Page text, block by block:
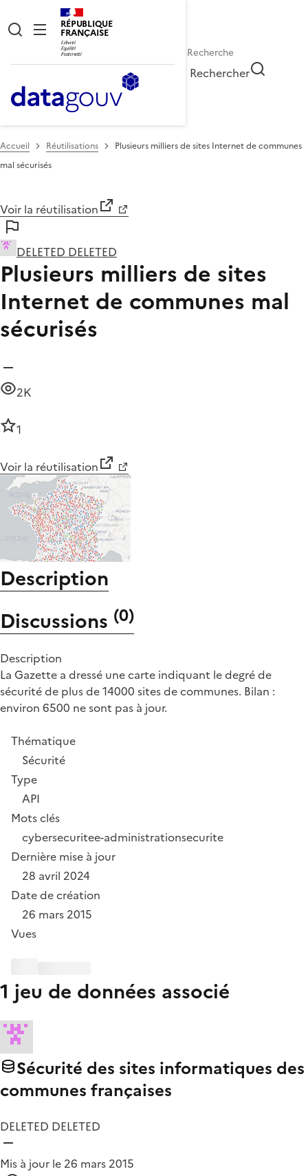
RÉPUBLIQUE
FRANÇAISE
Rechercher
Accueil Réutilisations
Plusieurs milliers de sites Internet de communes
mal sécurisés
Voir la réutilisation
DELETED DELETED
Plusieurs milliers de sites
Internet de communes mal
sécurisés
2K
1
Voir la réutilisation
Description
Discussions (0)
Description
La Gazette a dressé une carte indiquant le degré de
sécurité de plus de 14000 sites de communes. Bilan :
environ 6500 ne sont pas à jour.
Thématique
Sécurité
Type
API
Mots clés
cybersecuritee-administrationsecurite
Dernière mise à jour
28 avril 2024
Date de création
26 mars 2015
Vues
1 jeu de données associé
Sécurité des sites informatiques des
communes françaises
DELETED DELETED
Mis à jour le 26 mars 2015